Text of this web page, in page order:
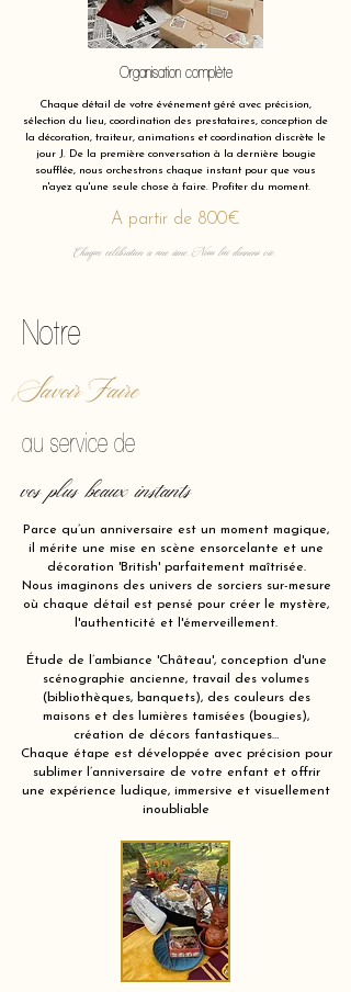
Organisation complète
Chaque détail de votre événement géré avec précision,
sélection du lieu, coordination des prestataires, conception de
la décoration, traiteur, animations et coordination discrète le
jour J. De la première conversation à la dernière bougie
soufflée, nous orchestrons chaque instant pour que vous
n'ayez qu'une seule chose à faire. Profiter du moment.
A partir de 800€
Chaque célébration a une âme. Nous lui donnons vie.
Notre
Savoir Faire
au service de
vos plus beaux instants
Parce qu’un anniversaire est un moment magique,
il mérite une mise en scène ensorcelante et une
décoration 'British' parfaitement maîtrisée.
Nous imaginons des univers de sorciers sur-mesure
où chaque détail est pensé pour créer le mystère,
l'authenticité et l'émerveillement.
Étude de l’ambiance 'Château', conception d'une
scénographie ancienne, travail des volumes
(bibliothèques, banquets), des couleurs des
maisons et des lumières tamisées (bougies),
création de décors fantastiques…
Chaque étape est développée avec précision pour
sublimer l’anniversaire de votre enfant et offrir
une expérience ludique, immersive et visuellement
inoubliable